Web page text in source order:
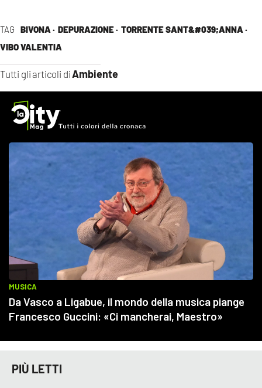
TAG BIVONA · DEPURAZIONE · TORRENTE SANT&#039;ANNA ·
VIBO VALENTIA
Tutti gli articoli diAmbiente
PIÙ LETTI